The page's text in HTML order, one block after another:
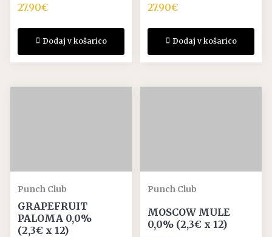
27.90€
Dodaj v košarico
27.90€
Dodaj v košarico
Punch Club
GRAPEFRUIT
PALOMA 0,0%
(2,3€ x 12)
Punch Club
MOSCOW MULE
0,0% (2,3€ x 12)